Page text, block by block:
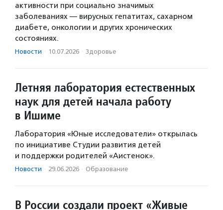
активности при социально значимых
заболеваниях — вирусных гепатитах, сахарном
диабете, онкологии и других хронических
состояниях.
Новости · 10.07.2026 · Здоровье
Летняя лаборатория естественных
наук для детей начала работу
в Ишиме
Лаборатория «Юные исследователи» открылась
по инициативе Студии развития детей
и поддержки родителей «Аистенок».
Новости · 29.06.2026 · Образование
В России создали проект «Живые